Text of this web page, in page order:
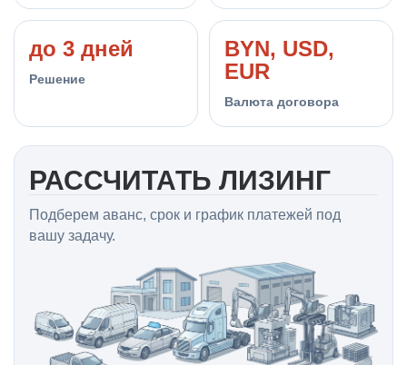
до 3 дней
Решение
BYN, USD,
EUR
Валюта договора
РАССЧИТАТЬ ЛИЗИНГ
Подберем аванс, срок и график платежей под
вашу задачу.